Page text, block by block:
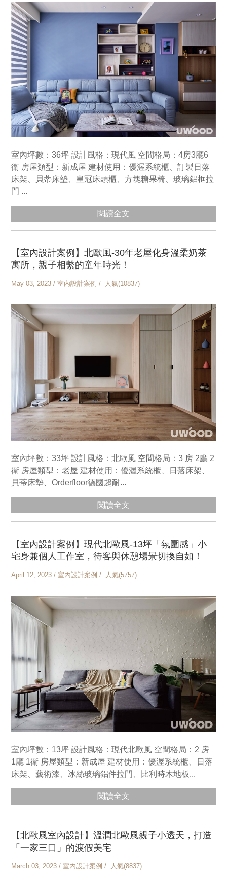
室內坪數：36坪 設計風格：現代風 空間格局：4房3廳6
衛 房屋類型：新成屋 建材使用：優渥系統櫃、訂製日落
床架、貝蒂床墊、皇冠床頭櫃、方塊糖果椅、玻璃鋁框拉
門 ...
閱讀全文
【室內設計案例】北歐風-30年老屋化身溫柔奶茶
寓所，親子相繫的童年時光！
May 03, 2023 / 室內設計案例 / 人氣(10837)
室內坪數：33坪 設計風格：北歐風 空間格局：3 房 2廳 2
衛 房屋類型：老屋 建材使用：優渥系統櫃、日落床架、
貝蒂床墊、Orderfloor德國超耐...
閱讀全文
【室內設計案例】現代北歐風-13坪「氛圍感」小
宅身兼個人工作室，待客與休憩場景切換自如！
April 12, 2023 / 室內設計案例 / 人氣(5757)
室內坪數：13坪 設計風格：現代北歐風 空間格局：2 房
1廳 1衛 房屋類型：新成屋 建材使用：優渥系統櫃、日落
床架、藝術漆、冰絲玻璃鋁件拉門、比利時木地板...
閱讀全文
【北歐風室內設計】溫潤北歐風親子小透天，打造
「一家三口」的渡假美宅
March 03, 2023 / 室內設計案例 / 人氣(8837)